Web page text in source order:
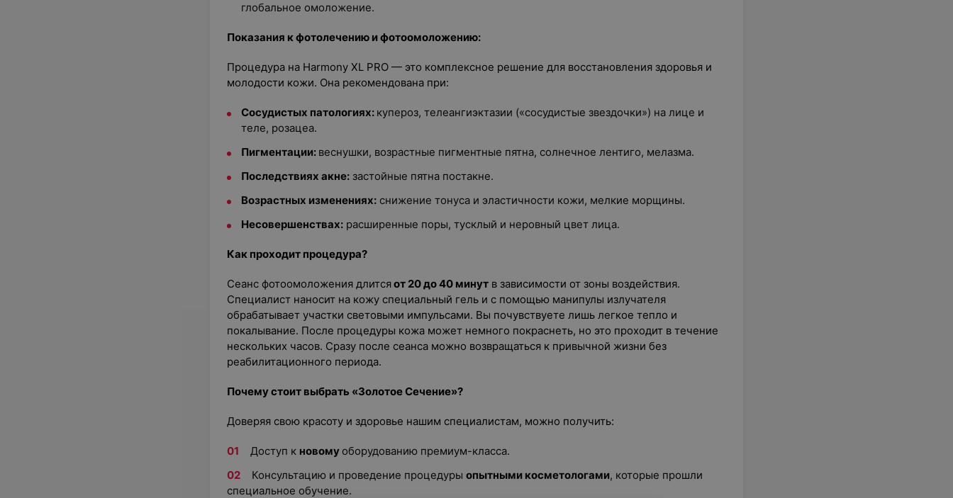
глобальное омоложение.
Показания к фотолечению и фотоомоложению:
Процедура на Harmony XL PRO — это комплексное решение для восстановления здоровья и
молодости кожи. Она рекомендована при:
Сосудистых патологиях: купероз, телеангиэктазии («сосудистые звездочки») на лице и
теле, розацеа.
Пигментации: веснушки, возрастные пигментные пятна, солнечное лентиго, мелазма.
Последствиях акне: застойные пятна постакне.
Возрастных изменениях: снижение тонуса и эластичности кожи, мелкие морщины.
Несовершенствах: расширенные поры, тусклый и неровный цвет лица.
Как проходит процедура?
Сеанс фотоомоложения длитсяот 20 до 40 минут в зависимости от зоны воздействия.
Специалист наносит на кожу специальный гель и с помощью манипулы излучателя
обрабатывает участки световыми импульсами. Вы почувствуете лишь легкое тепло и
покалывание. После процедуры кожа может немного покраснеть, но это проходит в течение
нескольких часов. Сразу после сеанса можно возвращаться к привычной жизни без
реабилитационного периода.
Почему стоит выбрать «Золотое Сечение»?
Доверяя свою красоту и здоровье нашим специалистам, можно получить:
Доступ к новому оборудованию премиум-класса.
Консультацию и проведение процедуры опытными косметологами, которые прошли
специальное обучение.